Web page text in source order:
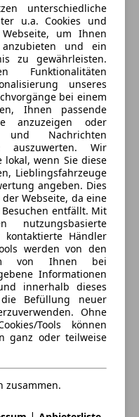
unterschiedliche
u.a. Cookies und
um Ihnen
anzubieten und ein
zu gewährleisten.
Funktionalitäten
unseres
bei einem
Ihnen passende
anzuzeigen oder
und Nachrichten
auszuwerten. Wir
lokal, wenn Sie diese
Lieblingsfahrzeuge
angeben. Dies
Webseite, da eine
entfällt. Mit
nutzungsbasierte
Händler
werden von den
von Ihnen bei
Informationen
innerhalb dieses
Befüllung neuer
Ohne
Tools können
ganz oder teilweise
zusammen.